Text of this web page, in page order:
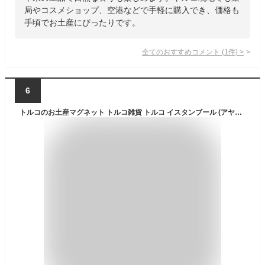
局やコスメショップ、空港などで手軽に購入でき、価格も
手頃でお土産にぴったりです。
全てのおすすめコメント (1 件) >
6
トルコのお土産マグネット トルコ雑貨 トルコ イスタンブール (アヤソフィア)